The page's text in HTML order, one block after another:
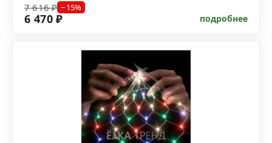
7 616 ₽ −15%
6 470 ₽ подробнее